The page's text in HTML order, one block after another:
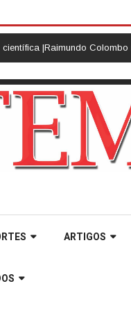
Colombo retorna à
ARTIGOS